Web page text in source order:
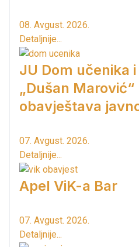
08. Avgust. 2026.
Detaljnije...
JU Dom učenika
„Dušan Marović“
obavještava
07. Avgust. 2026.
Detaljnije...
Apel ViK-a Bar
07. Avgust. 2026.
Detaljnije...